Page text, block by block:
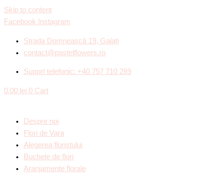
Skip to content
Facebook
Instagram
Strada Domnească 19, Galați
contact@pastelflowers.ro
Suport telefonic: +40 757 710 289
0.00 lei 0 Cart
Despre noi
Flori de Vara
Alegerea floristului
Buchete de flori
Aranjamente florale